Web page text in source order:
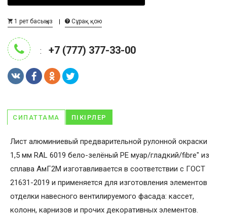
1 рет басыңыз Сұрақ қою
: +7 (777) 377-33-00
СИПАТТАМА ПІКІРЛЕР
Лист алюминиевый предварительной рулонной окраски
1,5 мм RAL 6019 бело-зелёный PE муар/гладкий/fibre" из
сплава АмГ2М изготавливается в соответствии с ГОСТ
21631-2019 и применяется для изготовления элементов
отделки навесного вентилируемого фасада: кассет,
колонн, карнизов и прочих декоративных элементов.